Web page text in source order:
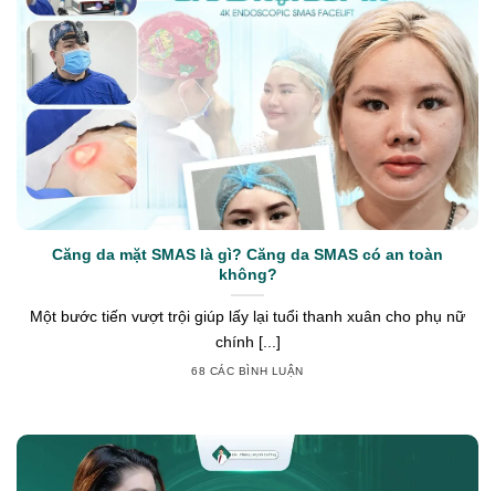
Căng da mặt SMAS là gì? Căng da SMAS có an toàn
không?
Một bước tiến vượt trội giúp lấy lại tuổi thanh xuân cho phụ nữ
chính [...]
68 CÁC BÌNH LUẬN